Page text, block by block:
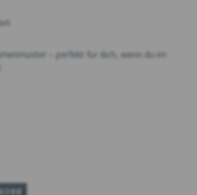
– perfekt für dich, wenn du im